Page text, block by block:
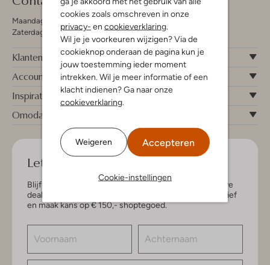
cookies zoals omschreven in onze
privacy- en cookieverklaring
Wil je je voorkeuren wijzigen? Via de
cookieknop onderaan de pagina kun je
jouw toestemming ieder moment
intrekken. Wil je meer informatie of een
klacht indienen? Ga naar onze
cookieverklaring
Weigeren Accepteren
Cookie-instellingen
Maandag - Vrijdag 09:00 - 19:00 uur
Zaterdag 09:00 - 17:00 uur
Klantenservice
Account
Inspiratie
Omoda
Let's keep in touch!
Blijf op de hoogte van de nieuwste items en exclusieve
deals, speciaal voor jou. Schrijf je in voor de nieuwsbrief
en maak kans op € 150,- shoptegoed.